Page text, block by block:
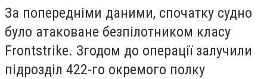
За попередніми даними, спочатку судно
було атаковане безпілотником класу
Frontstrike. Згодом до операції залучили
підрозділ 422-го окремого полку